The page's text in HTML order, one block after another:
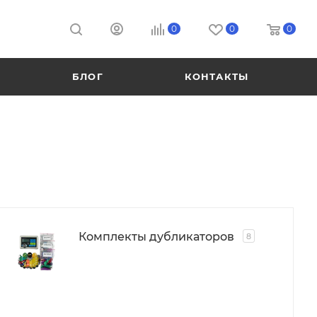
0 0 0
БЛОГ КОНТАКТЫ
Комплекты дубликаторов 8